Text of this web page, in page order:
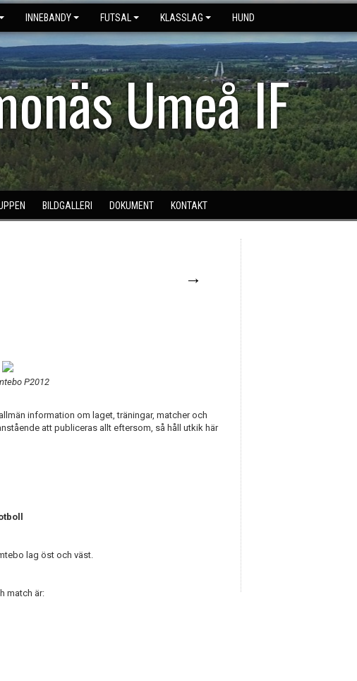
INNEBANDY FUTSAL KLASSLAG HUND
Umeå IF
BILDGALLERI DOKUMENT KONTAKT
→
P2012
information om laget, träningar, matcher och
att publiceras allt eftersom, så håll utkik här
lag öst och väst.
match är: